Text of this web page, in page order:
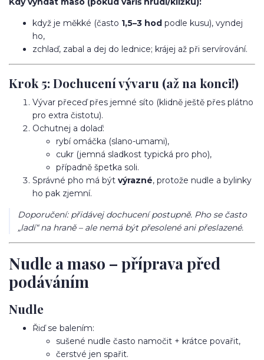
když je měkké (často 1,5–3 hod podle kusu), vyndej
ho,
zchlaď, zabal a dej do lednice; krájej až při servírování.
Krok 5: Dochucení vývaru (až na konci!)
Vývar přeceď přes jemné síto (klidně ještě přes plátno
pro extra čistotu).
Ochutnej a dolaď:
rybí omáčka (slano-umami),
cukr (jemná sladkost typická pro pho),
případně špetka soli.
Správné pho má být výrazné, protože nudle a bylinky
ho pak zjemní.
Doporučení: přidávej dochucení postupně. Pho se často
„ladí“ na hraně – ale nemá být přesolené ani přeslazené.
Nudle a maso – příprava před
podáváním
Nudle
Řiď se balením:
sušené nudle často namočit + krátce povařit,
čerstvé jen spařit.